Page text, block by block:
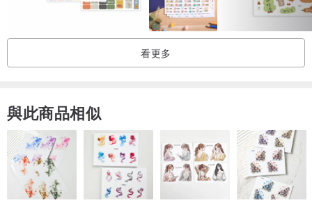
看更多
與此商品相似